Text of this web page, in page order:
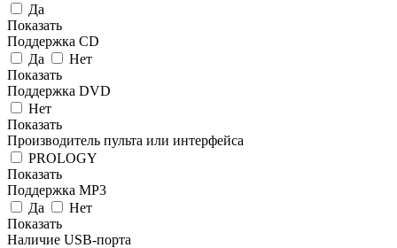
Да
Показать
Поддержка CD
Да
Нет
Показать
Поддержка DVD
Нет
Показать
Производитель пульта или интерфейса
PROLOGY
Показать
Поддержка MP3
Да
Нет
Показать
Наличие USB-порта